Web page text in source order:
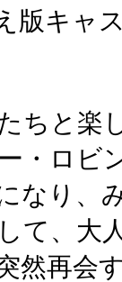
版キャ
ちと楽
・ロビ
なり、
て、大
然再会